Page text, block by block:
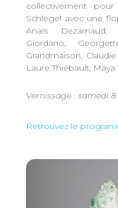
collectivement
Schlegel avec une
Anaïs Dezarnaud,
Giordano,
Grandmaison,
Laure Thiebault, Maya
Vernissage : samedi 8
Retrouvez le